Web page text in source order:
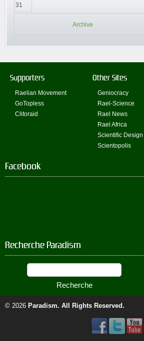
31
Archive
Supporters
Raelian Movement
GoTopless
Clitoraid
Other Sites
Geniocracy
Rael-Science
Rael News
Rael Africa
Scientific Design
Scientopolis
Facebook
Recherche Paradism
© 2026 Paradism. All Rights Reserved.